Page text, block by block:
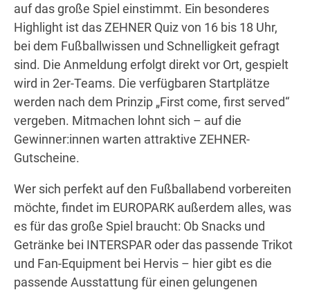
auf das große Spiel einstimmt. Ein besonderes
Highlight ist das ZEHNER Quiz von 16 bis 18 Uhr,
bei dem Fußballwissen und Schnelligkeit gefragt
sind. Die Anmeldung erfolgt direkt vor Ort, gespielt
wird in 2er-Teams. Die verfügbaren Startplätze
werden nach dem Prinzip „First come, first served“
vergeben. Mitmachen lohnt sich – auf die
Gewinner:innen warten attraktive ZEHNER-
Gutscheine.
Wer sich perfekt auf den Fußballabend vorbereiten
möchte, findet im EUROPARK außerdem alles, was
es für das große Spiel braucht: Ob Snacks und
Getränke bei INTERSPARoder das passende Trikot
und Fan-Equipment bei Hervis – hier gibt es die
passende Ausstattung für einen gelungenen